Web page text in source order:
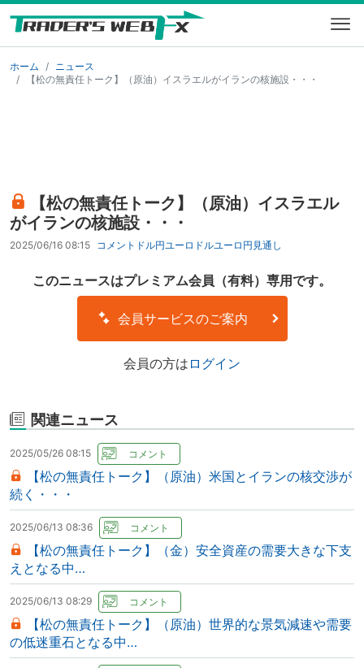
ホーム
ニュース
【松の無責任トーク】（原油）イスラエルがイランの核施設・・・
【松の無責任トーク】（原油）イスラエル
がイランの核施設・・・
2025/06/16 08:15 コメント ドル円ユーロドルユーロ円 見通し
このニュースはプレミアム会員（有料）専用です。
会員サービスのご案内
会員の方は ログイン
関連ニュース
2025/05/26 08:15
【松の無責任トーク】（原油）米国とイランの核交渉が
続く・・・
2025/06/13 08:36
【松の無責任トーク】（金）安全資産の需要大きな下支
えとなる中…
2025/06/13 08:29
【松の無責任トーク】（原油）世界的な景気減速や需要
の低迷重石となる中…